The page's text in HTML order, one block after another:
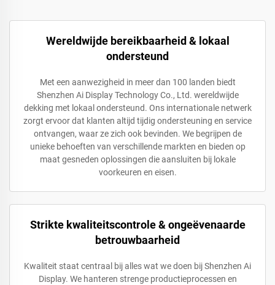
Wereldwijde bereikbaarheid & lokaal
ondersteund
Met een aanwezigheid in meer dan 100 landen biedt
Shenzhen Ai Display Technology Co., Ltd. wereldwijde
dekking met lokaal ondersteund. Ons internationale netwerk
zorgt ervoor dat klanten altijd tijdig ondersteuning en service
ontvangen, waar ze zich ook bevinden. We begrijpen de
unieke behoeften van verschillende markten en bieden op
maat gesneden oplossingen die aansluiten bij lokale
voorkeuren en eisen.
Strikte kwaliteitscontrole & ongeëvenaarde
betrouwbaarheid
Kwaliteit staat centraal bij alles wat we doen bij Shenzhen Ai
Display. We hanteren strenge productieprocessen en